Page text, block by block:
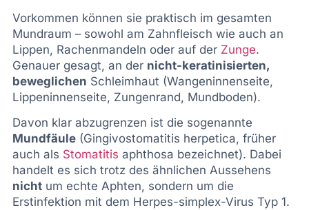
Vorkommen können sie praktisch im gesamten
Mundraum – sowohl am Zahnfleisch wie auch an
Lippen, Rachenmandeln oder auf der Zunge.
Genauer gesagt, an der nicht-keratinisierten,
beweglichen Schleimhaut (Wangeninnenseite,
Lippeninnenseite, Zungenrand, Mundboden).
Davon klar abzugrenzen ist die sogenannte
Mundfäule(Gingivostomatitis herpetica, früher
auch als Stomatitis aphthosa bezeichnet). Dabei
handelt es sich trotz des ähnlichen Aussehens
nichtum echte Aphten, sondern um die
Erstinfektion mit dem Herpes-simplex-Virus Typ 1.